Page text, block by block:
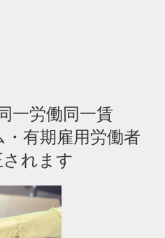
一労働同一賃
有期雇用労働者
れます